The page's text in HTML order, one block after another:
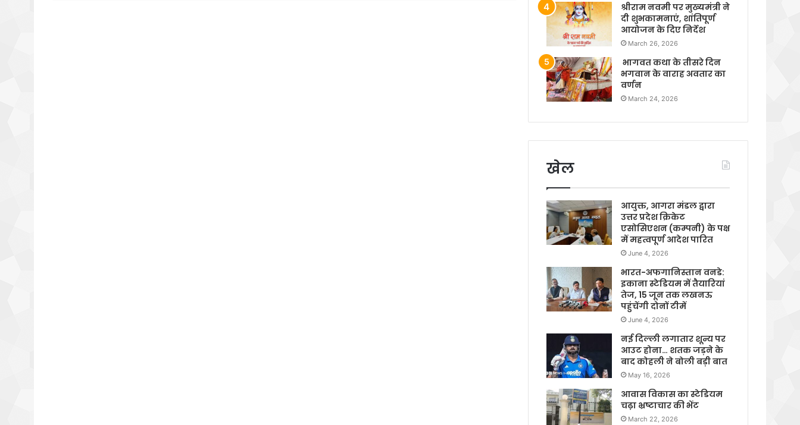
श्रीराम नवमी पर मुख्यमंत्री ने
दी शुभकामनाएं, शांतिपूर्ण
आयोजन के दिए निर्देश
March 26, 2026
भागवत कथा के तीसरे दिन
भगवान के वाराह अवतार का
वर्णन
March 24, 2026
खेल
आयुक्त, आगरा मंडल द्वारा
उत्तर प्रदेश क्रिकेट
एसोसिएशन (कम्पनी) के पक्ष
में महत्वपूर्ण आदेश पारित
June 4, 2026
भारत-अफगानिस्तान वनडे:
इकाना स्टेडियम में तैयारियां
तेज, 15 जून तक लखनऊ
पहुंचेंगी दोनों टीमें
June 4, 2026
नई दिल्ली लगातार शून्य पर
आउट होना… शतक जड़ने के
बाद कोहली ने बोली बड़ी बात
May 16, 2026
आवास विकास का स्टेडियम
चढ़ा भ्रष्टाचार की भेंट
March 22, 2026